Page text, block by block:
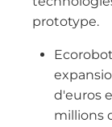
prototype.
d'euros
millions